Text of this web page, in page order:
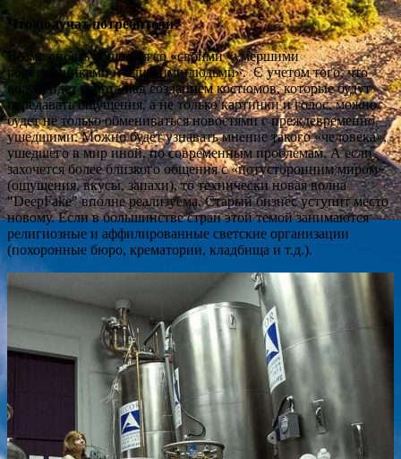
Что получат потребители?
Возможность общаться со «своими «умершими
родственниками и близкими людьми». С учетом того, что
вовсю идет работа над созданием костюмов, которые будут
передавать ощущения, а не только картинки и голос, можно
будет не только обмениваться новостями с преждевременно
ушедшими. Можно будет узнавать мнение такого «человека»,
ушедшего в мир иной, по современным проблемам. А если
захочется более близкого общения с «потусторонним миром»
(ощущения, вкусы, запахи), то технически новая волна
"DeepFake" вполне реализуема. Старый бизнес уступит место
новому. Если в большинстве стран этой темой занимаются
религиозные и аффилированные светские организации
(похоронные бюро, крематории, кладбища и т.д.).